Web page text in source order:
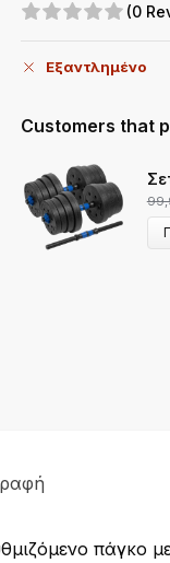
(0
Εξαντλημένο
Customers that
πάγκο